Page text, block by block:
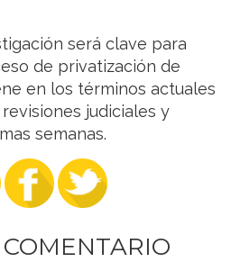
será clave para
de privatización de
en los términos actuales
judiciales y
semanas.